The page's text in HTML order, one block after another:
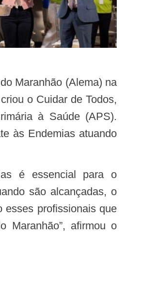
o Cuidar de Todos,
à Saúde (APS).
às Endemias atuando
são alcançadas, o
esses profissionais que
Maranhão”, afirmou o